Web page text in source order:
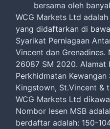
bersama oleh
WCG Markets Ltd
yang didaftarkan di
Syarikat Perniagaan
Vincent dan
26087 SM 2020. Alamat
Perkhidmatan Kewangan
Kingstown, St.Vincent &
WCG Markets Ltd
Nombor lesen MSB
berdaftar adalah: 150-